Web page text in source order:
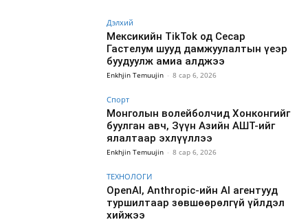
Дэлхий
Мексикийн TikTok од Сесар
Гастелум шууд дамжуулалтын үеэр
буудуулж амиа алджээ
Enkhjin Temuujin - 8 сар 6, 2026
Спорт
Монголын волейболчид Хонконгийг
буулган авч, Зүүн Азийн АШТ-ийг
ялалтаар эхлүүллээ
Enkhjin Temuujin - 8 сар 6, 2026
ТЕХНОЛОГИ
OpenAI, Anthropic-ийн AI агентууд
туршилтаар зөвшөөрөлгүй үйлдэл
хийжээ